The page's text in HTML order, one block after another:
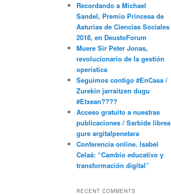
Recordando a Michael
Sandel, Premio Princesa de
Asturias de Ciencias Sociales
2018, en DeustoForum
Muere Sir Peter Jonas,
revolucionario de la gestión
operística
Seguimos contigo #EnCasa /
Zurekin jarraitzen dugu
#Etxean????
Acceso gratuito a nuestras
publicaciones / Sarbide librea
gure argitalpenetara
Conferencia online. Isabel
Celaá: “Cambio educativo y
transformación digital”
RECENT COMMENTS